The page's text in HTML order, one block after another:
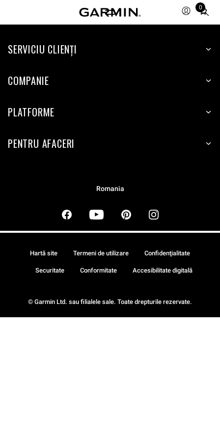
0
Total
items
cart:
SERVICIU CLIENŢI
COMPANIE
PLATFORME
PENTRU AFACERI
Romania
© Garmin Ltd. sau filialele sale. Toate drepturile rezervate.
Hartă site Termeni de utilizare Confidenţialitate
Securitate Conformitate Accesibilitate digitală